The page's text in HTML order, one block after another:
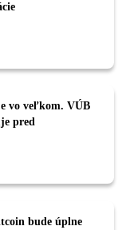
vo veľkom. VÚB
pred
bude úplne